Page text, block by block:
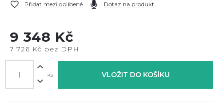
Přidat mezi oblíbené Dotaz na produkt
9 348 Kč
7 726 Kč bez DPH
ks VLOŽIT DO KOŠÍKU